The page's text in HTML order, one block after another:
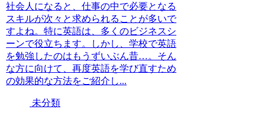
社会人になると、仕事の中で必要となる
スキルが次々と求められることが多いで
すよね。特に英語は、多くのビジネスシ
ーンで役立ちます。しかし、学校で英語
を勉強したのはもうずいぶん昔…。そん
な方に向けて、再度英語を学び直すため
の効果的な方法をご紹介し...
未分類